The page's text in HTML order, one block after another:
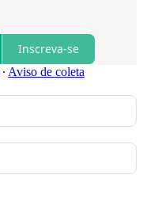
Inscreva-se
∙ Aviso de coleta